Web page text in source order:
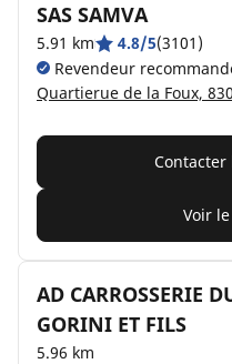
SAS SAMVA
5.91 km 4.8/5(3101)
Revendeur
Quartierue de la Foux,
Voir
AD CARROSSERIE
GORINI ET FILS
5.96 km